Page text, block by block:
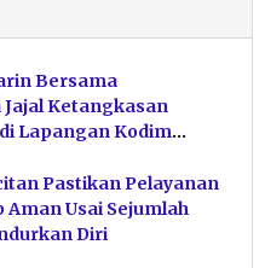
Bersama
Ketangkasan
Lapangan Kodim
Pastikan Pelayanan
Aman Usai Sejumlah
Diri